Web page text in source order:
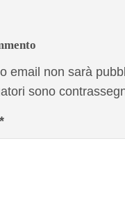
email non sarà
sono
*